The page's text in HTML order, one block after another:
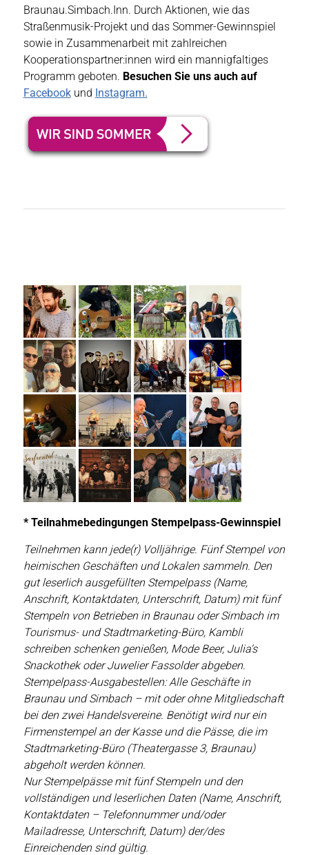
Braunau.Simbach.Inn. Durch Aktionen, wie das
Straßenmusik-Projekt und das Sommer-Gewinnspiel
sowie in Zusammenarbeit mit zahlreichen
Kooperationspartner:innen wird ein mannigfaltiges
Programm geboten. Besuchen Sie uns auch auf
Facebookund Instagram.
* Teilnahmebedingungen Stempelpass-Gewinnspiel
Teilnehmen kann jede(r) Volljährige. Fünf Stempel von
heimischen Geschäften und Lokalen sammeln. Den
gut leserlich ausgefüllten Stempelpass (Name,
Anschrift, Kontaktdaten, Unterschrift, Datum) mit fünf
Stempeln von Betrieben in Braunau oder Simbach im
Tourismus- und Stadtmarketing-Büro, Kambli
schreiben schenken genießen, Mode Beer, Julia‘s
Snackothek oder Juwelier Fassolder abgeben.
Stempelpass-Ausgabestellen: Alle Geschäfte in
Braunau und Simbach – mit oder ohne Mitgliedschaft
bei den zwei Handelsvereine. Benötigt wird nur ein
Firmenstempel an der Kasse und die Pässe, die im
Stadtmarketing-Büro (Theatergasse 3, Braunau)
abgeholt werden können.
Nur Stempelpässe mit fünf Stempeln und den
vollständigen und leserlichen Daten (Name, Anschrift,
Kontaktdaten – Telefonnummer und/oder
Mailadresse, Unterschrift, Datum) der/des
Einreichenden sind gültig.